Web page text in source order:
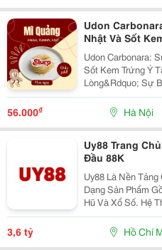
Udon
Nhật Và Sốt
Udon Carbonara:
Sốt Kem Trứng Ý Tại Slurp Nếu Bạn Đã
Lòng&Rdquo; Sự
Thống Nhưng Lại
Dai, Lạ Miệng
56.000₫ Hà Nội
Uy88 Trang
Đầu 88K
Uy88 Là Nền Tảng
Dạng Sản Phẩm
Hũ Và Xổ Số. Hệ
Tốc Độ Xử Lý Ổn
Ngũ Hỗ Trợ
3,6 tỷ Hồ Chí